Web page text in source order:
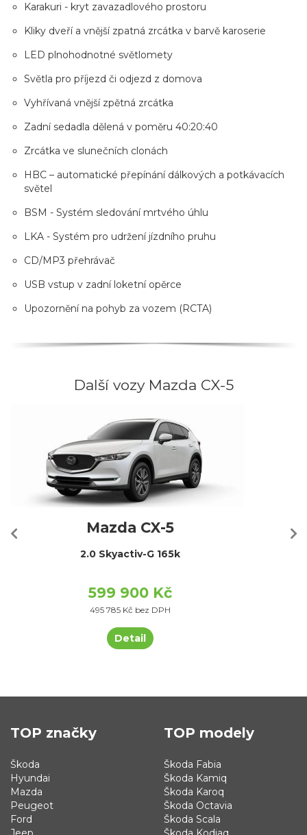
Karakuri - kryt zavazadlového prostoru
Kliky dveří a vnější zpatná zrcátka v barvě karoserie
LED plnohodnotné světlomety
Světla pro příjezd či odjezd z domova
Vyhřívaná vnější zpětná zrcátka
Zadní sedadla dělená v poměru 40:20:40
Zrcátka ve slunečních clonách
HBC – automatické přepínání dálkových a potkávacích
světel
BSM - Systém sledování mrtvého úhlu
LKA - Systém pro udržení jízdního pruhu
CD/MP3 přehrávač
USB vstup v zadní loketní opěrce
Upozornění na pohyb za vozem (RCTA)
Další vozy Mazda CX-5
Mazda CX-5
2.0 Skyactiv-G 165k
599 900 Kč
495 785 Kč bez DPH
Detail
TOP značky
Škoda
Hyundai
Mazda
Peugeot
Ford
TOP modely
Škoda Fabia
Škoda Kamiq
Škoda Karoq
Škoda Octavia
Škoda Scala